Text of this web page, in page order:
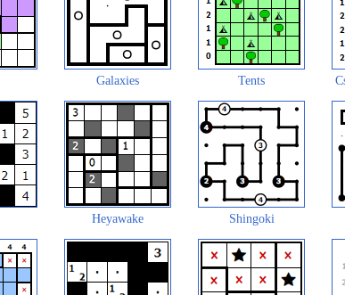
Galaxies Tents
Heyawake Shingoki